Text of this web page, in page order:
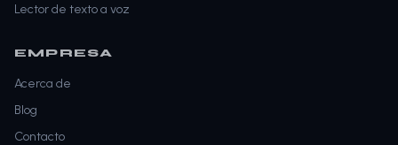
Lector de texto a voz
EMPRESA
Acerca de
Blog
Contacto